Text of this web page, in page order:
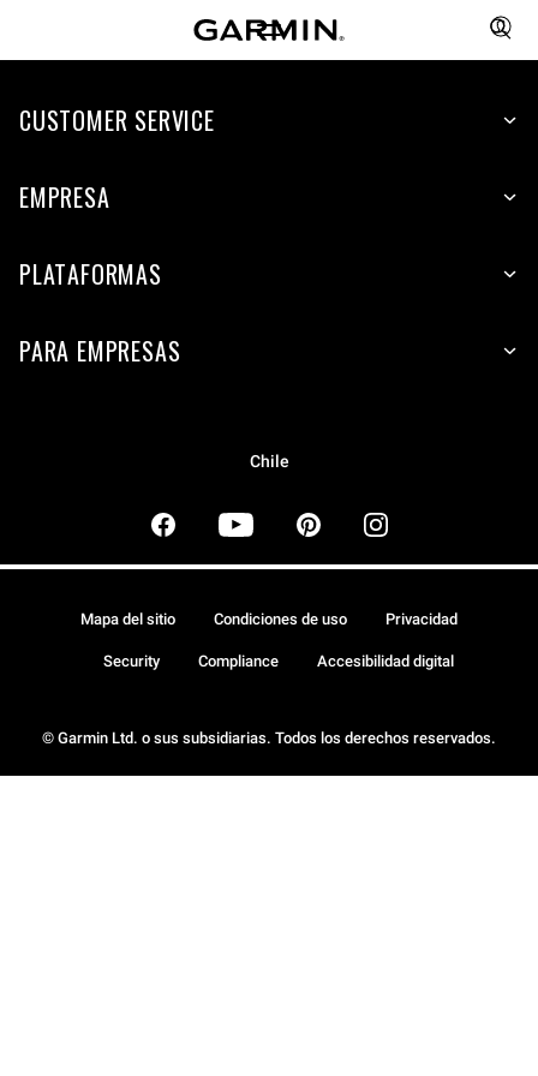
CUSTOMER SERVICE
EMPRESA
PLATAFORMAS
PARA EMPRESAS
Chile
© Garmin Ltd. o sus subsidiarias. Todos los derechos reservados.
Mapa del sitio Condiciones de uso Privacidad
Security Compliance Accesibilidad digital